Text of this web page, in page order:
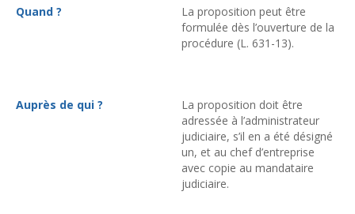
Quand ?
La proposition peut être
formulée dès l’ouverture de la
procédure (L. 631-13).
Auprès de qui ?
La proposition doit être
adressée à l’administrateur
judiciaire, s’il en a été désigné
un, et au chef d’entreprise
avec copie au mandataire
judiciaire.